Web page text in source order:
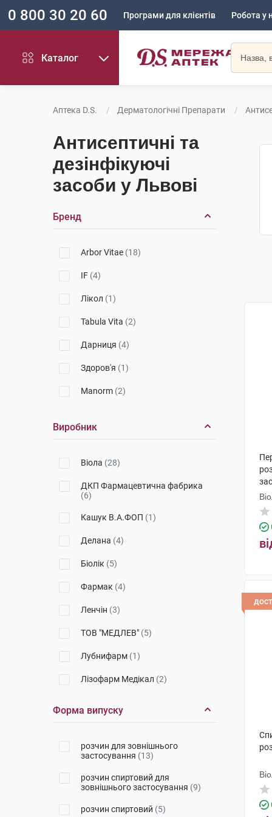
0 800 30 20 60 Програми для клієнтів Робота у
Каталог
Аптека D.S. Дерматологічні Препарати
Антисептичні та
дезінфікуючі
засоби у Львові
Бренд
Arbor Vitae (18)
IF (4)
Лікол (1)
Tabula Vita (2)
Дарниця (4)
Здоров'я (1)
Manorm (2)
Виробник
Віола (28)
ДКП Фармацевтична фабрика
(6)
Кашук В.А.ФОП (1)
Делана (4)
Біолік (5)
Фармак (4)
Ленчін (3)
ТОВ "МЕДЛЕВ" (5)
Лубнифарм (1)
Лізофарм Медікал (2)
Леда(2)
Тернофарм (1)
Форма випуску
розчин для зовнішнього
застосування (13)
розчин спиртовий для
зовнішнього застосування (9)
розчин спиртовий (5)